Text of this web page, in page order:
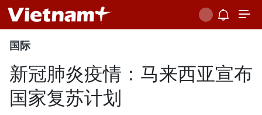
国际
新冠肺炎疫情：马来西亚宣布
国家复苏计划